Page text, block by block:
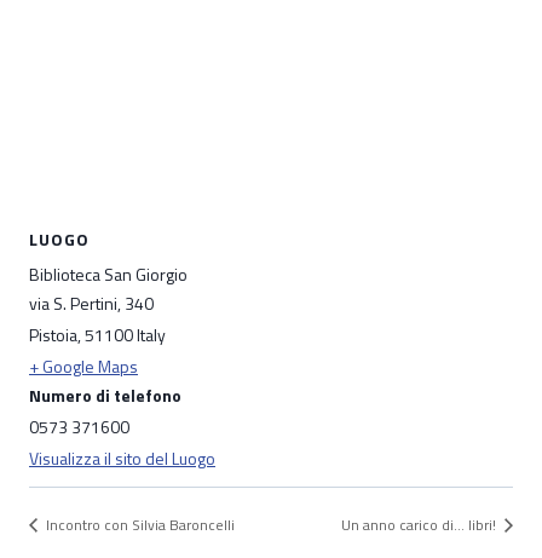
LUOGO
Biblioteca San Giorgio
via S. Pertini, 340
Pistoia,51100Italy
+ Google Maps
Numero di telefono
0573 371600
Visualizza il sito del Luogo
Incontro con Silvia Baroncelli Un anno carico di… libri!